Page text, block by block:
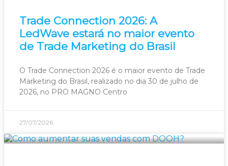
Trade Connection 2026: A
LedWave estará no maior evento
de Trade Marketing do Brasil
O Trade Connection 2026 é o maior evento de Trade
Marketing do Brasil, realizado no dia 30 de julho de
2026, no PRO MAGNO Centro
27/07/2026